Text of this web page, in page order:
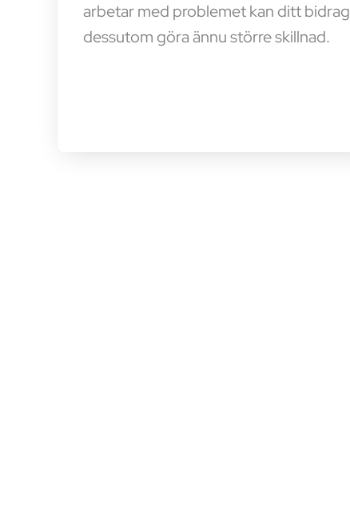
arbetar med problemet kan ditt bidrag
dessutom göra ännu större skillnad.